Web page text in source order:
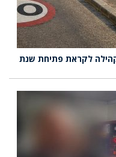
לקראת פתיחת שנת